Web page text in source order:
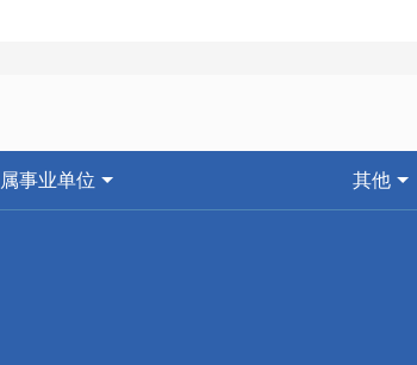
题，旨在通过系统授课、案例解析、互动答疑，
事业单位 其他